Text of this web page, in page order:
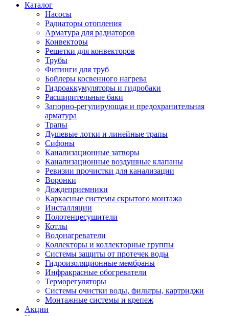
Каталог
Насосы
Радиаторы отопления
Арматура для радиаторов
Конвекторы
Решетки для конвекторов
Трубы
Фитинги для труб
Бойлеры косвенного нагрева
Гидроаккумуляторы и гидробаки
Расширительные баки
Запорно-регулирующая и предохранительная
арматура
Трапы
Душевые лотки и линейные трапы
Сифоны
Канализационные затворы
Канализационные воздушные клапаны
Ревизии прочистки для канализации
Воронки
Дождеприемники
Каркасные системы скрытого монтажа
Инсталляции
Полотенцесушители
Котлы
Водонагреватели
Коллекторы и коллекторные группы
Системы защиты от протечек воды
Гидроизоляционные мембраны
Инфракрасные обогреватели
Терморегуляторы
Системы очистки воды, фильтры, картриджи
Монтажные системы и крепеж
Акции